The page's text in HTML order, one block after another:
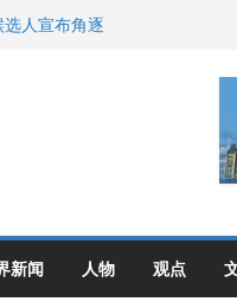
人宣布角逐
礼多伦多举行
享竞选理念
新闻 人物 观点